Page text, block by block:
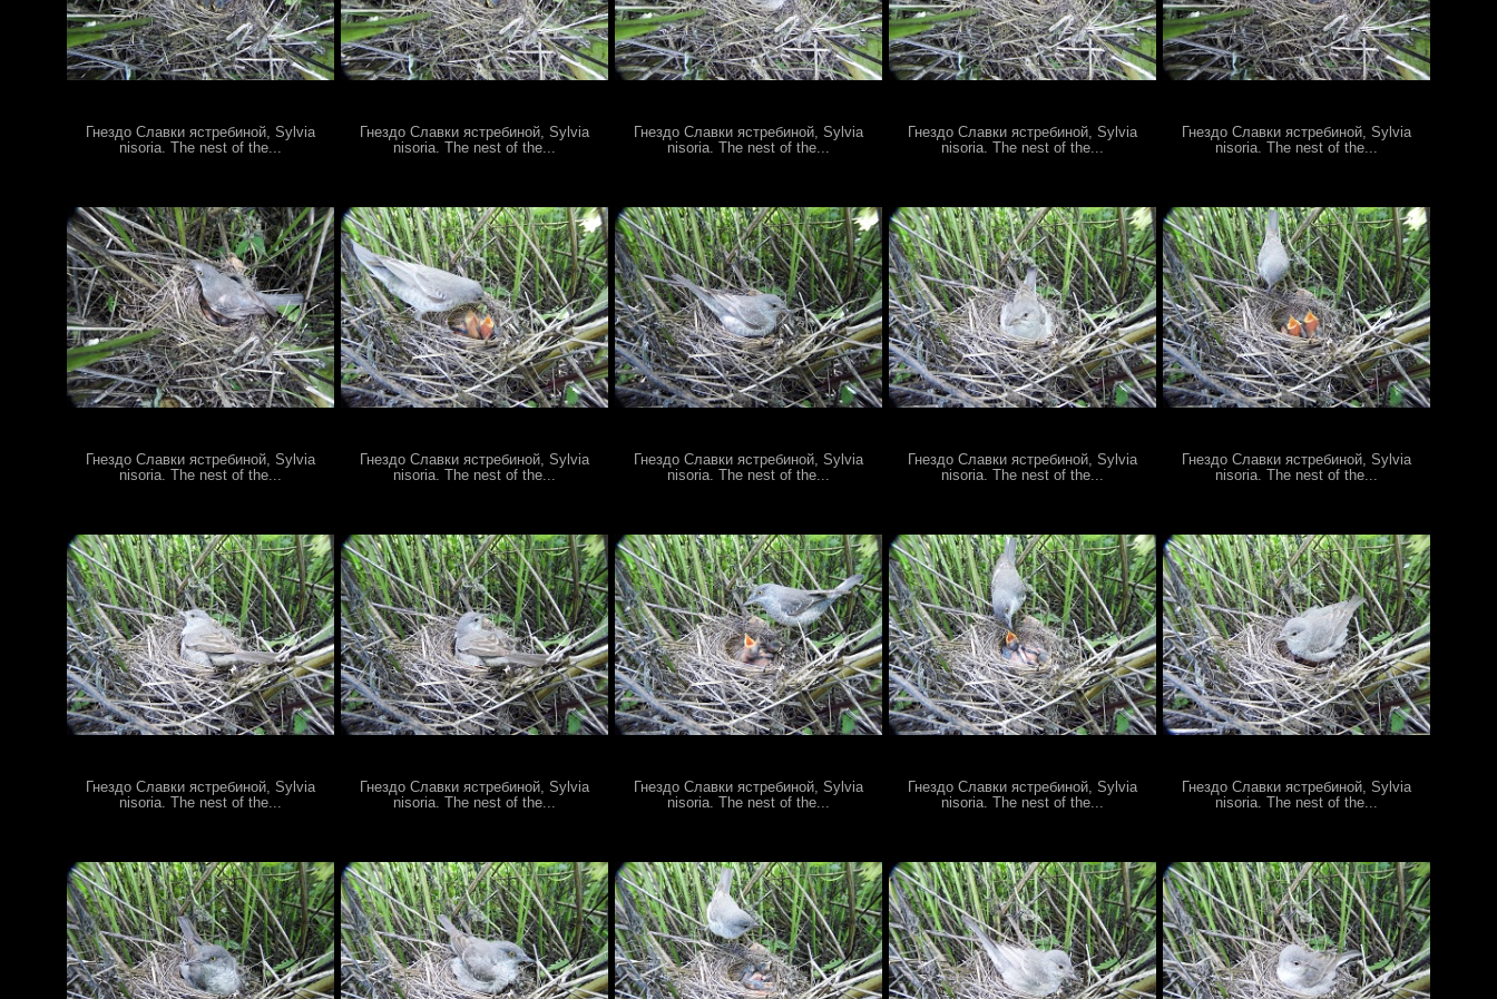
Гнездо Славки ястребиной, Sylvia
nisoria. The nest of the...
Гнездо Славки ястребиной, Sylvia
nisoria. The nest of the...
Гнездо Славки ястребиной, Sylvia
nisoria. The nest of the...
Гнездо Славки ястребиной, Sylvia
nisoria. The nest of the...
Гнездо Славки ястребиной, Sylvia
nisoria. The nest of the...
Гнездо Славки ястребиной, Sylvia
nisoria. The nest of the...
Гнездо Славки ястребиной, Sylvia
nisoria. The nest of the...
Гнездо Славки ястребиной, Sylvia
nisoria. The nest of the...
Гнездо Славки ястребиной, Sylvia
nisoria. The nest of the...
Гнездо Славки ястребиной, Sylvia
nisoria. The nest of the...
Гнездо Славки ястребиной, Sylvia
nisoria. The nest of the...
Гнездо Славки ястребиной, Sylvia
nisoria. The nest of the...
Гнездо Славки ястребиной, Sylvia
nisoria. The nest of the...
Гнездо Славки ястребиной, Sylvia
nisoria. The nest of the...
Гнездо Славки ястребиной, Sylvia
nisoria. The nest of the...